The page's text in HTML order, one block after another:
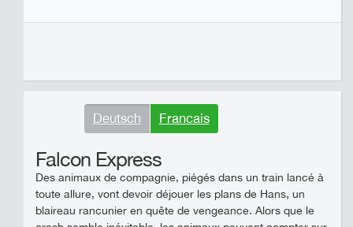
Deutsch Francais
Falcon Express
Des animaux de compagnie, piégés dans un train lancé à
toute allure, vont devoir déjouer les plans de Hans, un
blaireau rancunier en quête de vengeance. Alors que le